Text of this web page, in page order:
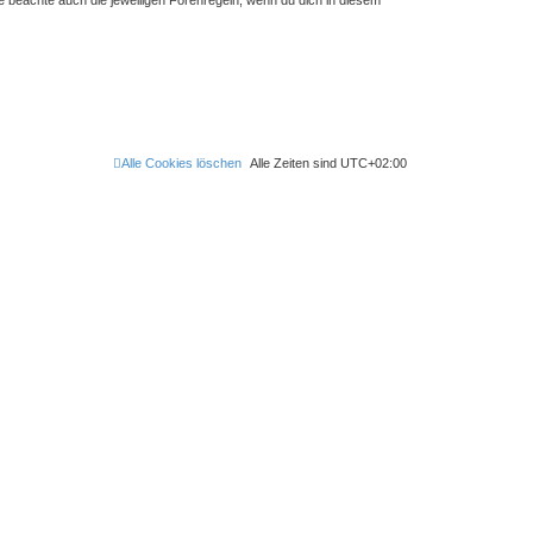
Alle Zeiten sind UTC+02:00
Alle Cookies löschen